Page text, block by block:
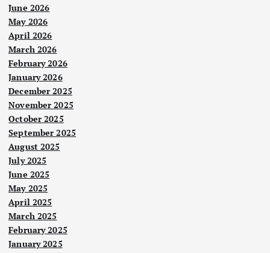
June 2026
May 2026
April 2026
March 2026
February 2026
January 2026
December 2025
November 2025
October 2025
September 2025
August 2025
July 2025
June 2025
May 2025
April 2025
March 2025
February 2025
January 2025